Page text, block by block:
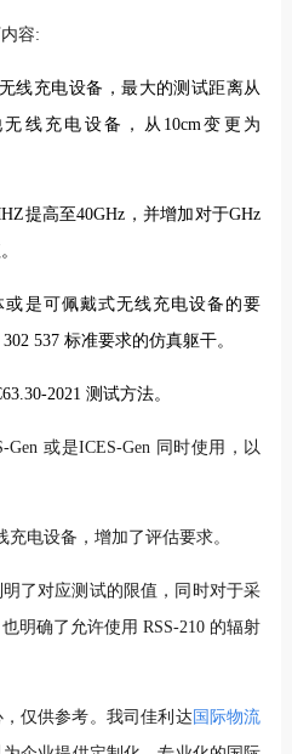
容:
线充电设备 ，最大的测试距离从
无线充电设备，从10cm变更为
提高至40GHz，并增加对于GHz
。
是可佩戴式无线充电设备的要
537 标准要求的仿真躯干。
2021 测试方法。
Gen 或是ICES-Gen 同时使用，以
电设备，增加了评估要求。
了对应测试的限值，同时对于采
明确了允许使用 RSS-210 的辐射
仅供参考。 我司佳利达国际物流